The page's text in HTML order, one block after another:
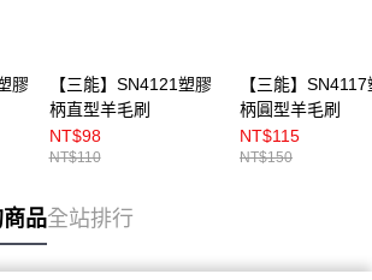
膠
【三能】SN4121塑膠
柄直型羊毛刷
NT$98
NT$110
【三能】
柄圓型羊毛刷
NT$115
NT$150
品全站排行